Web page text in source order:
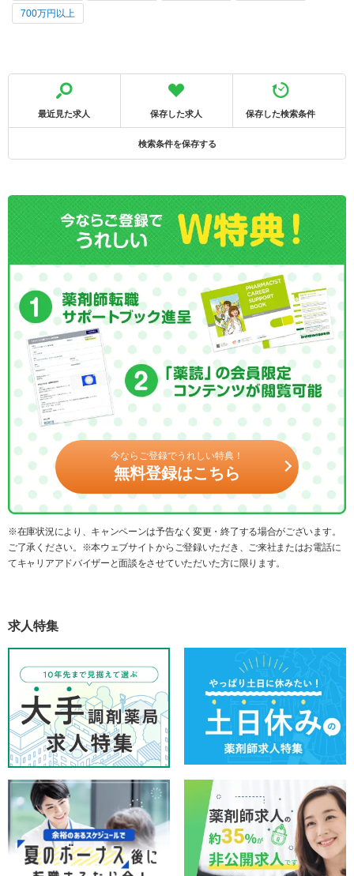
700万円以上
最近見た求人 保存した求人 保存した検索条件
検索条件を保存する
今ならご登録でうれしい特典！
無料登録はこちら
※在庫状況により、キャンペーンは予告なく変更・終了する場合がございます。
ご了承ください。※本ウェブサイトからご登録いただき、ご来社またはお電話に
てキャリアアドバイザーと面談をさせていただいた方に限ります。
求人特集